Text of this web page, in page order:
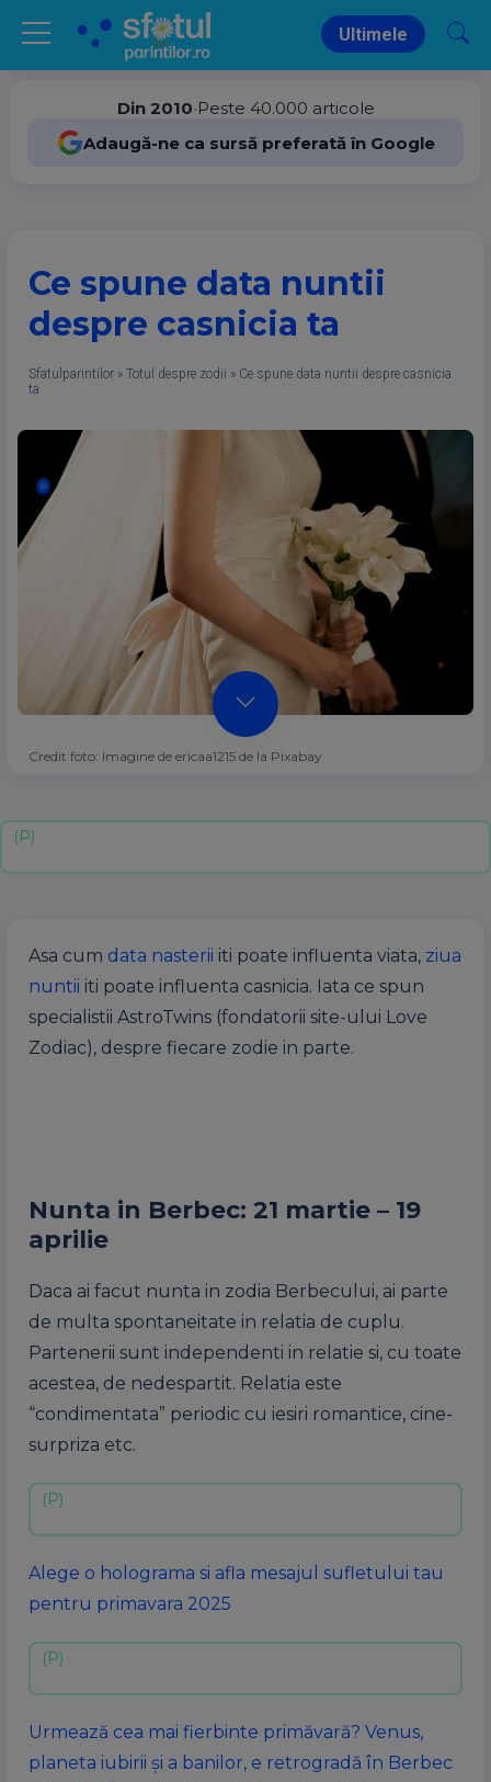
Ultimele
Din 2010•Peste 40.000 articole
Adaugă-ne ca sursă preferată în Google
Ce spune data nuntii
despre casnicia ta
Sfatulparintilor » Totul despre zodii » Ce spune data nuntii despre casnicia
ta
Credit foto: Imagine de ericaa1215 de la Pixabay
Asa cum data nasterii iti poate influenta viata, ziua
nuntii iti poate influenta casnicia. Iata ce spun
specialistii AstroTwins (fondatorii site-ului Love
Zodiac), despre fiecare zodie in parte.
Nunta in Berbec: 21 martie – 19
aprilie
Daca ai facut nunta in zodia Berbecului, ai parte
de multa spontaneitate in relatia de cuplu.
Partenerii sunt independenti in relatie si, cu toate
acestea, de nedespartit. Relatia este
“condimentata” periodic cu iesiri romantice, cine-
surpriza etc.
Alege o holograma si afla mesajul sufletului tau
pentru primavara 2025
Urmează cea mai fierbinte primăvară? Venus,
planeta iubirii și a banilor, e retrogradă în Berbec